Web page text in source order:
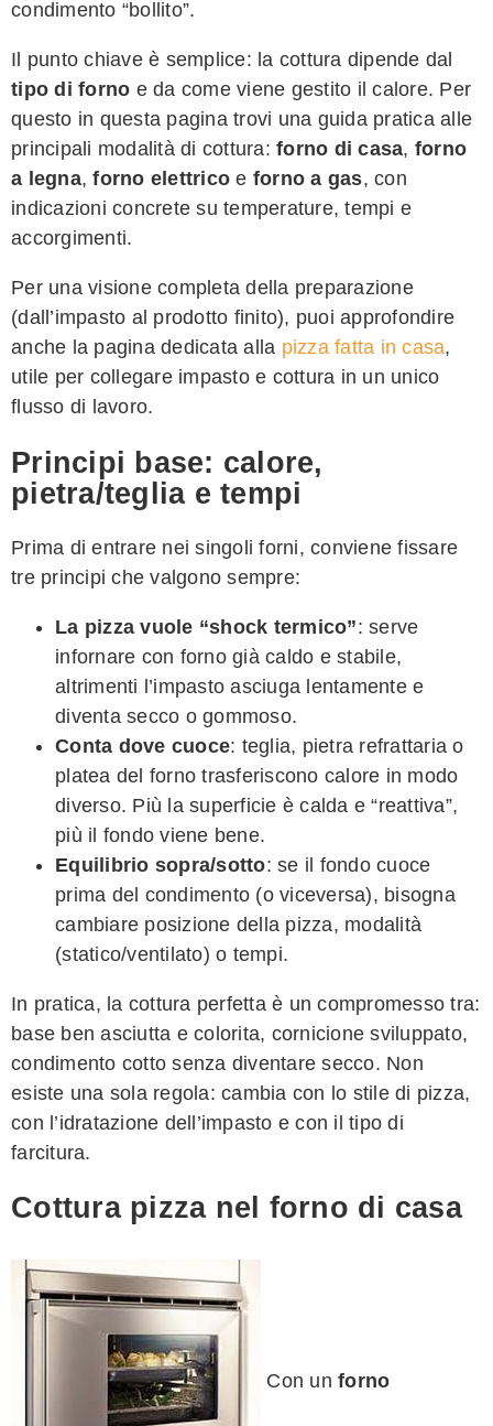
condimento “bollito”.
Il punto chiave è semplice: la cottura dipende dal
tipo di forno e da come viene gestito il calore. Per
questo in questa pagina trovi una guida pratica alle
principali modalità di cottura: forno di casa, forno
a legna,forno elettrico e forno a gas, con
indicazioni concrete su temperature, tempi e
accorgimenti.
Per una visione completa della preparazione
(dall’impasto al prodotto finito), puoi approfondire
anche la pagina dedicata alla pizza fatta in casa,
utile per collegare impasto e cottura in un unico
flusso di lavoro.
Principi base: calore,
pietra/teglia e tempi
Prima di entrare nei singoli forni, conviene fissare
tre principi che valgono sempre:
La pizza vuole “shock termico”: serve
infornare con forno già caldo e stabile,
altrimenti l’impasto asciuga lentamente e
diventa secco o gommoso.
Conta dove cuoce: teglia, pietra refrattaria o
platea del forno trasferiscono calore in modo
diverso. Più la superficie è calda e “reattiva”,
più il fondo viene bene.
Equilibrio sopra/sotto: se il fondo cuoce
prima del condimento (o viceversa), bisogna
cambiare posizione della pizza, modalità
(statico/ventilato) o tempi.
In pratica, la cottura perfetta è un compromesso tra:
base ben asciutta e colorita, cornicione sviluppato,
condimento cotto senza diventare secco. Non
esiste una sola regola: cambia con lo stile di pizza,
con l’idratazione dell’impasto e con il tipo di
farcitura.
Cottura pizza nel forno di casa
Con un forno